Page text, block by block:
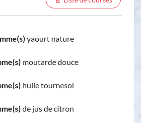
yaourt nature
moutarde douce
huile tournesol
de jus de citron